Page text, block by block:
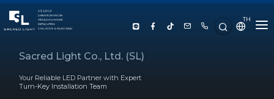
TH
HOME
ABOUT US
Sacred Light Co., Ltd. (SL)
Your Reliable LED Partner with Expert
Turn-Key Installation Team